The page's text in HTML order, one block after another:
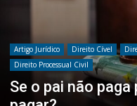
Artigo Jurídico Direito Cível
Direito Processual Civil
Se o pai não